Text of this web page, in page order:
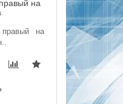
на
на